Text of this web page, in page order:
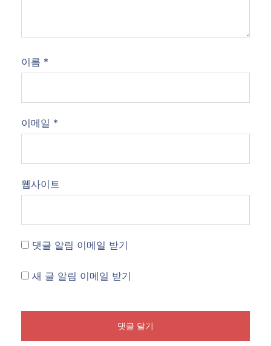
이름 *
이메일 *
웹사이트
댓글 알림 이메일 받기
새 글 알림 이메일 받기